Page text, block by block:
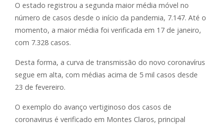
O estado registrou a segunda maior média móvel no
número de casos desde o início da pandemia, 7.147. Até o
momento, a maior média foi verificada em 17 de janeiro,
com 7.328 casos.
Desta forma, a curva de transmissão do novo coronavírus
segue em alta, com médias acima de 5 mil casos desde
23 de fevereiro.
O exemplo do avanço vertiginoso dos casos de
coronavirus é verificado em Montes Claros, principal